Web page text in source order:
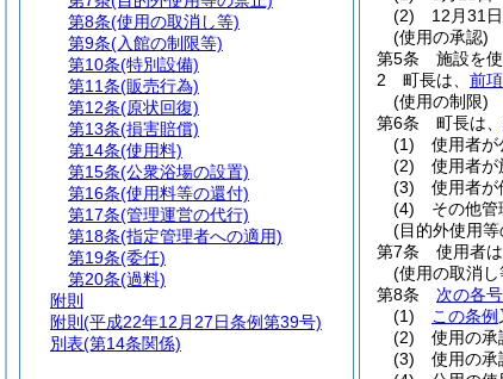
(2)
12月31
(使用の承認)
第5条
施設を
2
町長は、 前項
(使用の制限)
第6条
町長は、
(1)
使用者が
(2)
使用者が
(3)
使用者が
(4)
その他管
(目的外使用等
第7条
使用者
(使用の取消し
第8条
次の各号
(1)
この条例
(2)
使用の承
(3)
使用の承
第8条(使用の取消し等)
第9条(入館の制限等)
第10条(特別設備)
第11条(販売行為)
第12条(原状回復)
第13条(損害賠償)
第14条(使用料)
第15条(公衆浴場の設置)
第16条(使用料等の還付)
第17条(管理運営の代行)
第18条(指定管理者への適用)
第19条(委任)
第20条(過料)
附則
附則 (平成22年12月27日条例第39号)
別表(第14条関係)